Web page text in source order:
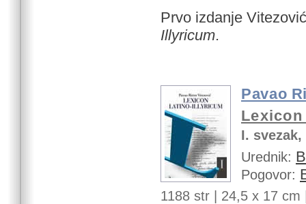
Prvo izdanje
Illyricum.
Pavao
I.
Urednik:
Pogovor:
1188 str | 24,5 x 17 cm